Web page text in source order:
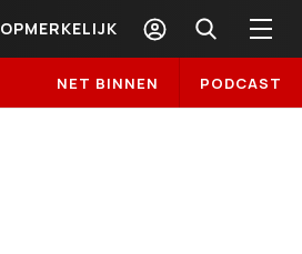
OPMERKELIJK
NET BINNEN PODCAST